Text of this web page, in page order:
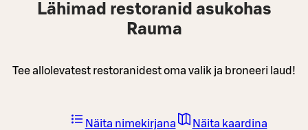
Lähimad restoranid asukohas
Rauma
Tee allolevatest restoranidest oma valik ja broneeri laud!
Näita nimekirjana Näita kaardina